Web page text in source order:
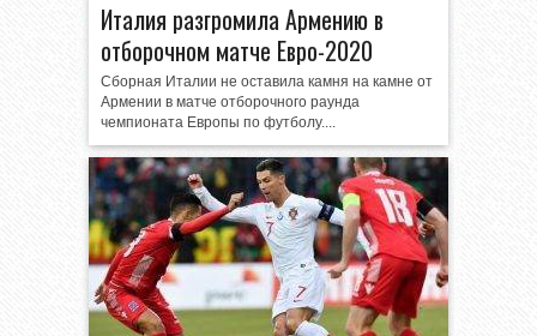
Италия разгромила Армению в
отборочном матче Евро-2020
Сборная Италии не оставила камня на камне от
Армении в матче отборочного раунда
чемпионата Европы по футболу....